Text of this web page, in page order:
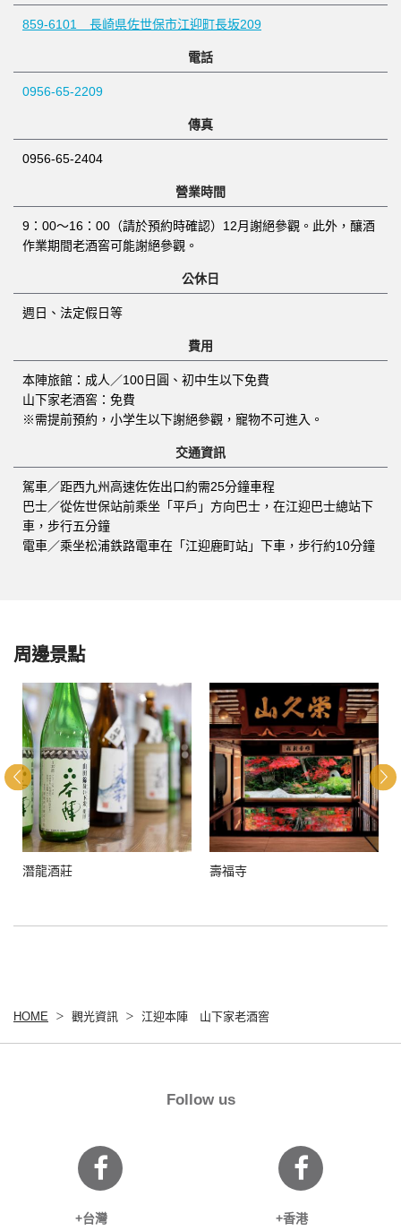
859-6101 長崎県佐世保市江迎町長坂209
電話
0956-65-2209
傳真
0956-65-2404
營業時間
9：00～16：00（請於預約時確認）12月謝絕參觀。此外，釀酒
作業期間老酒窖可能謝絕參觀。
公休日
週日、法定假日等
費用
本陣旅館：成人／100日圓、初中生以下免費
山下家老酒窖：免費
※需提前預約，小学生以下謝絕參觀，寵物不可進入。
交通資訊
駕車／距西九州高速佐佐出口約需25分鐘車程
巴士／從佐世保站前乘坐「平戶」方向巴士，在江迎巴士總站下
車，步行五分鐘
電車／乘坐松浦鉄路電車在「江迎鹿町站」下車，步行約10分鐘
周邊景點
潛龍酒莊 壽福寺
HOME 觀光資訊 江迎本陣 山下家老酒窖
Follow us
+台灣
+香港